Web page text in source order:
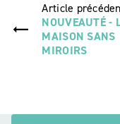
Article
NOUVEAUTÉ -
MAISON SANS
MIROIRS